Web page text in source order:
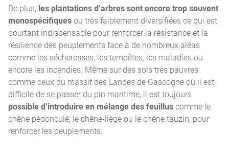
De plus, les plantations d’arbres sont encore trop souvent
monospécifiquesou très faiblement diversifiées ce qui est
pourtant indispensable pour renforcer la résistance et la
résilience des peuplements face à de nombreux aléas
comme les sécheresses, les tempêtes, les maladies ou
encore les incendies. Même sur des sols très pauvres
comme ceux du massif des Landes de Gascogne où il est
difficile de se passer du pin maritime, il est toujours
possible d’introduire en mélange des feuilluscomme le
chêne pédonculé, le chêne-liège ou le chêne tauzin, pour
renforcer les peuplements.